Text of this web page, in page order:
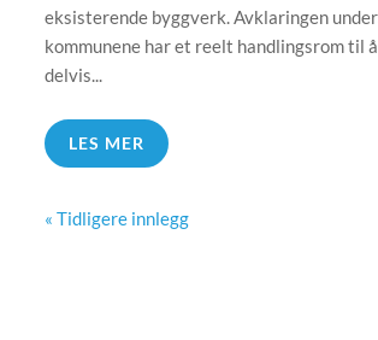
eksisterende byggverk. Avklaringen
kommunene har et reelt handlingsrom til
delvis...
LES MER
« Tidligere innlegg